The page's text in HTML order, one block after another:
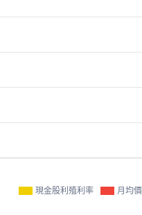
現金股利殖利率 月均價